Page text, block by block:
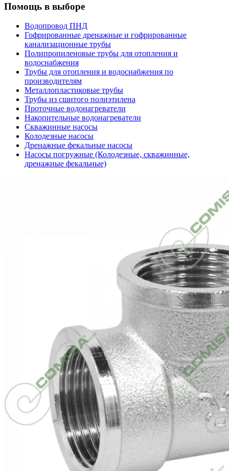
Помощь в выборе
Водопровод ПНД
Гофрированные дренажные и гофрированные
канализационные трубы
Полипропиленовые трубы для отопления и
водоснабжения
Трубы для отопления и водоснабжения по
производителям
Металлопластиковые трубы
Трубы из сшитого полиэтилена
Проточные водонагреватели
Накопительные водонагреватели
Скважинные насосы
Колодезные насосы
Дренажные фекальные насосы
Насосы погружные (Колодезные, скважинные,
дренажные фекальные)